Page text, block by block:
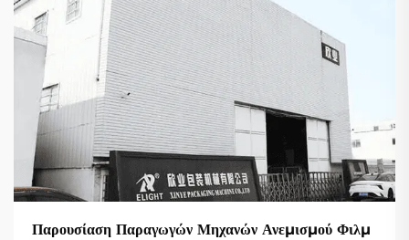
Παρουσίαση Παραγωγών Μηχανών Ανεμισμού Φιλμ